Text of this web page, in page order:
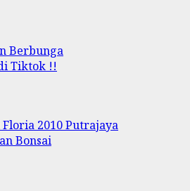
Berbunga
Tiktok !!
2010 Putrajaya
Bonsai